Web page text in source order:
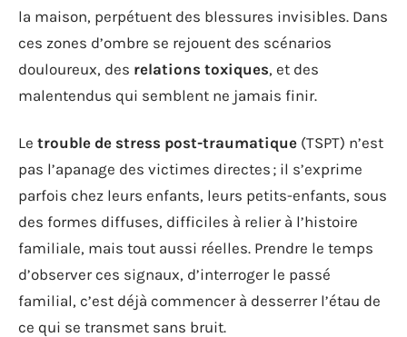
la maison, perpétuent des blessures invisibles. Dans
ces zones d’ombre se rejouent des scénarios
douloureux, des relations toxiques, et des
malentendus qui semblent ne jamais finir.
Le trouble de stress post-traumatique (TSPT) n’est
pas l’apanage des victimes directes ; il s’exprime
parfois chez leurs enfants, leurs petits-enfants, sous
des formes diffuses, difficiles à relier à l’histoire
familiale, mais tout aussi réelles. Prendre le temps
d’observer ces signaux, d’interroger le passé
familial, c’est déjà commencer à desserrer l’étau de
ce qui se transmet sans bruit.